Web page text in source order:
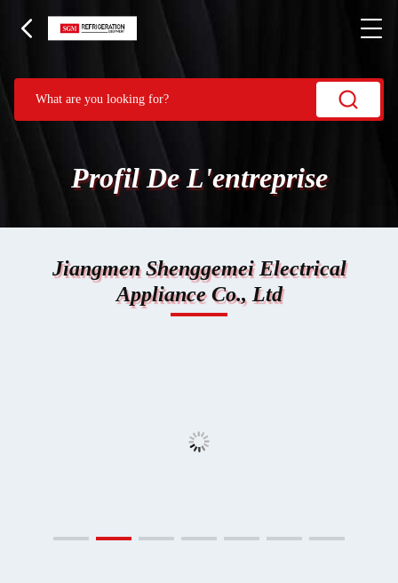
Profil De L'entreprise
Jiangmen Shenggemei Electrical
Appliance Co., Ltd